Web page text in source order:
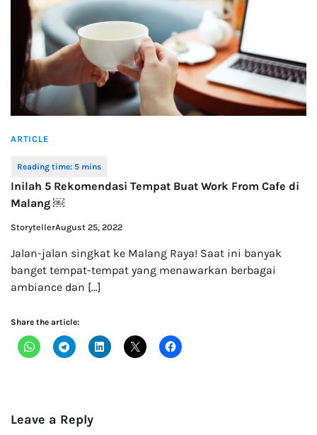
ARTICLE
Inilah 5 Rekomendasi Tempat Buat Work From Cafe di
Malang ￼
StorytellerAugust 25, 2022
Jalan-jalan singkat ke Malang Raya! Saat ini banyak
banget tempat-tempat yang menawarkan berbagai
ambiance dan […]
Share the article:
Leave a Reply